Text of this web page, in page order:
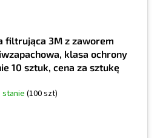
filtrująca 3M z zaworem
klasa ochrony
10 sztuk, cena za sztukę
stanie(100 szt)